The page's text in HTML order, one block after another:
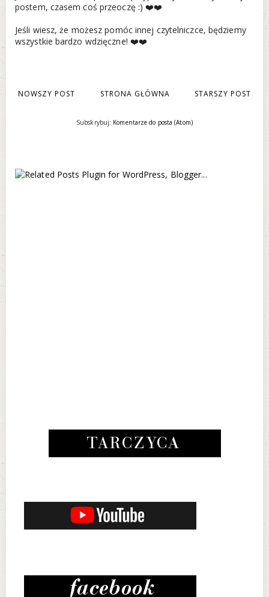
postem, czasem coś przeoczę :) ❤️❤️
Jeśli wiesz, że możesz pomóc innej czytelniczce, będziemy
wszystkie bardzo wdzięczne! ❤️❤️
NOWSZY POST STARSZY POST
STRONA GŁÓWNA
Subskrybuj: Komentarze do posta (Atom)